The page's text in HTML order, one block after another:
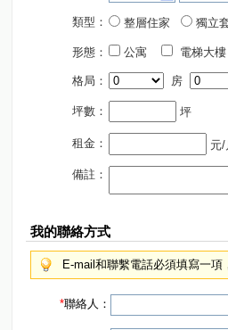
類型： 整層住家 獨立
形態： 公寓 電梯大
格局： 房
坪數： 坪
租金： 元/
備註：
我的聯絡方式
E-mail和聯繫電話必須填寫一
*聯絡人：